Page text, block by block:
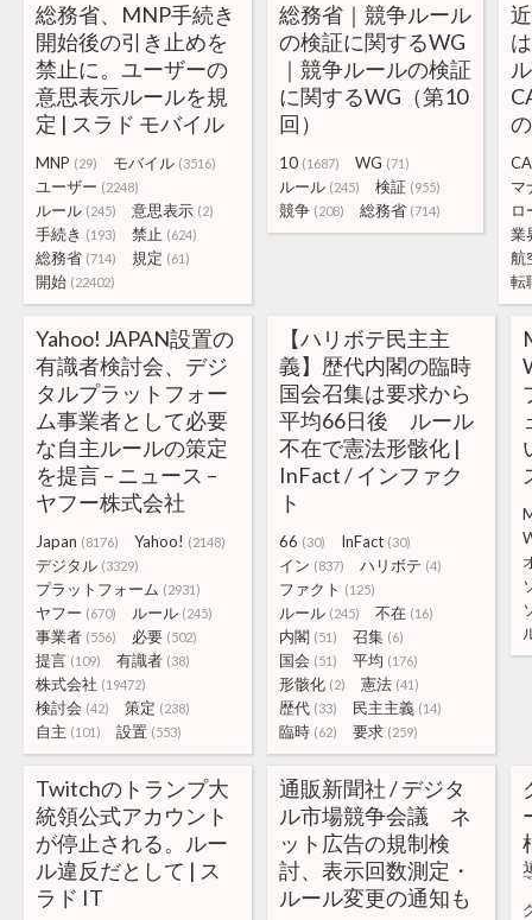
総務省、MNP手続き
開始後の引き止めを
禁止に。ユーザーの
意思表示ルールを規
定 | スラド モバイル
MNP (29) モバイル (3516)
ユーザー (2248)
ルール (245) 意思表示 (2)
手続き (193) 禁止 (624)
総務省 (714) 規定 (61)
開始 (22402)
総務省｜競争ルール
の検証に関するWG
｜競争ルールの検証
に関するWG（第10
回）
10 (1687) WG (71)
ルール (245) 検証 (955)
競争 (208) 総務省 (714)
CA
マ
ロ
業
航
転
Yahoo! JAPAN設置の
有識者検討会、デジ
タルプラットフォー
ム事業者として必要
な自主ルールの策定
を提言 – ニュース –
ヤフー株式会社
Japan (8176) Yahoo! (2148)
デジタル (3329)
プラットフォーム (2931)
ヤフー (670) ルール (245)
事業者 (556) 必要 (502)
提言 (109) 有識者 (38)
株式会社 (19472)
検討会 (42) 策定 (238)
自主 (101) 設置 (553)
【ハリボテ民主主
義】歴代内閣の臨時
国会召集は要求から
平均66日後 ルール
不在で憲法形骸化 |
InFact / インファク
ト
66 (30) InFact (30)
イン (837) ハリボテ (4)
ファクト (125)
ルール (245) 不在 (16)
内閣 (51) 召集 (6)
国会 (51) 平均 (176)
形骸化 (2) 憲法 (41)
歴代 (33) 民主主義 (14)
臨時 (62) 要求 (259)
Twitchのトランプ大
統領公式アカウント
が停止される。ルー
ル違反だとして | ス
ラド IT
通販新聞社 / デジタ
ル市場競争会議 ネ
ット広告の規制検
討、表示回数測定・
ルール変更の通知も